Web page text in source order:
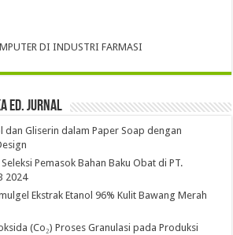
DI INDUSTRI FARMASI
Ed. Jurnal
dan Gliserin dalam Paper Soap dengan
Pemasok Bahan Baku Obat di PT.
2024
Ekstrak Etanol 96% Kulit Bawang Merah
(Co₂) Proses Granulasi pada Produksi